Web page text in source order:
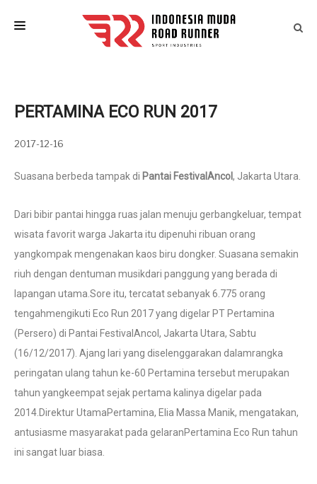
EVENT CALENDAR
CONTACT
PERTAMINA ECO RUN 2017
2017-12-16
Suasana berbeda tampak di Pantai FestivalAncol, Jakarta Utara.
Dari bibir pantai hingga ruas jalan menuju gerbangkeluar, tempat
wisata favorit warga Jakarta itu dipenuhi ribuan orang
yangkompak mengenakan kaos biru dongker. Suasana semakin
riuh dengan dentuman musikdari panggung yang berada di
lapangan utama.Sore itu, tercatat sebanyak 6.775 orang
tengahmengikuti Eco Run 2017 yang digelar PT Pertamina
(Persero) di Pantai FestivalAncol, Jakarta Utara, Sabtu
(16/12/2017). Ajang lari yang diselenggarakan dalamrangka
peringatan ulang tahun ke-60 Pertamina tersebut merupakan
tahun yangkeempat sejak pertama kalinya digelar pada
2014.Direktur UtamaPertamina, Elia Massa Manik, mengatakan,
antusiasme masyarakat pada gelaranPertamina Eco Run tahun
ini sangat luar biasa.